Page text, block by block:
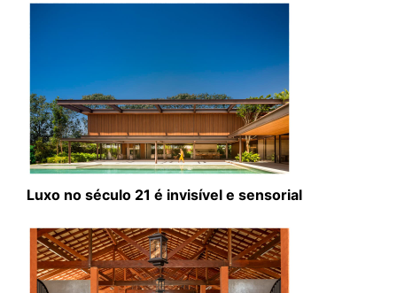
Luxo no século 21 é invisível e sensorial